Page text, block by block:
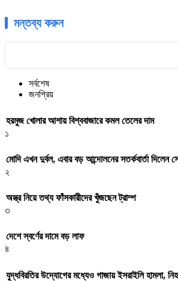
মন্তব্য করুন
সর্বশেষ
জনপ্রিয়
হরমুজ খোলার আশায় বিশ্ববাজারে কমল তেলের দাম
১
মোদি এখন দুর্বল, এবার বড় আন্দোলনের সতর্কবার্তা দিলেন
২
অস্ত্র নিয়ে তথ্য ফাঁসকারীদের খুঁজছেন ট্রাম্প
৩
দেশে স্বর্ণের দামে বড় লাফ
৪
যুদ্ধবিরতির উদ্যোগের মধ্যেও গাজায় ইসরাইলি হামলা,